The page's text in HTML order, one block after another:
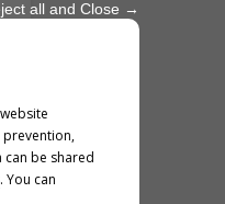
all and Close →
prevention,
be shared
. You can